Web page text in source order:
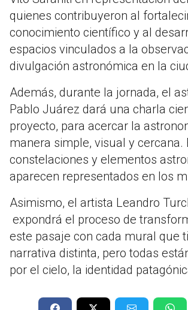
quienes contribuyeron al
conocimiento científico y al
espacios vinculados a la
divulgación astronómica en la
Además, durante la jornada, el
Pablo Juárez dará una charla
proyecto, para acercar la
manera simple, visual y cercana.
constelaciones y elementos
aparecen representados en los
Asimismo, el artista Leandro
expondrá el proceso de
este pasaje con cada mural que
narrativa distinta, pero todas
por el cielo, la identidad